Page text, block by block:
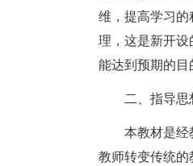
维，提高学习
理，这是新开
能达到预期的目
二、指导思
本教材是经
教师转变传统